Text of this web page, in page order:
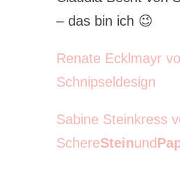
– das bin ich 😉
Renate Ecklmayr
Schnipseldesign
Sabine Steinkress
SchereSteinund